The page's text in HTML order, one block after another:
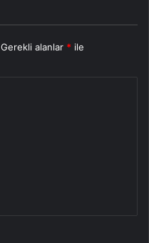
Gerekli alanlar * ile